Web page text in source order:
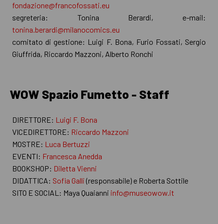
fondazione@francofossati.eu
segreteria: Tonina Berardi, e-mail:
tonina.berardi@milanocomics.eu
comitato di gestione: Luigi F. Bona, Furio Fossati, Sergio
Giuffrida, Riccardo Mazzoni, Alberto Ronchi
WOW Spazio Fumetto - Staff
DIRETTORE: Luigi F. Bona
VICEDIRETTORE: Riccardo Mazzoni
MOSTRE: Luca Bertuzzi
EVENTI: Francesca Anedda
BOOKSHOP: Diletta Vienni
DIDATTICA: Sofia Galli (responsabile) e Roberta Sottile
SITO E SOCIAL: Maya Quaianni info@museowow.it